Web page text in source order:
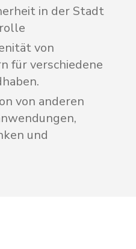
in der Stadt
von
für verschiedene
von anderen
und